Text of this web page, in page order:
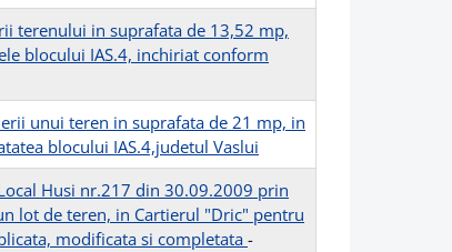
terenului in suprafata de 13,52 mp,
blocului IAS.4, inchiriat conform
unui teren in suprafata de 21 mp, in
blocului IAS.4,judetul Vaslui
Husi nr.217 din 30.09.2009 prin
lot de teren, in Cartierul "Dric" pentru
modificata si completata -